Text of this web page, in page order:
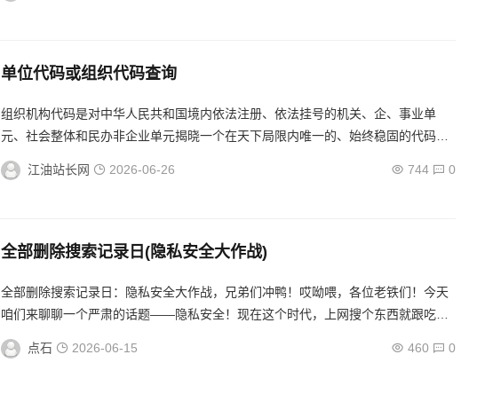
单位代码或组织代码查询
组织机构代码是对中华人民共和国境内依法注册、依法挂号的机关、企、事业单
元、社会整体和民办非企业单元揭晓一个在天下局限内唯一的、始终稳固的代码标
识。组织机构代码作用相当于单元的身份证号，若是想知道某个单元或组织是否正
当或...
江油站长网 2026-06-26 744 0
全部删除搜索记录日(隐私安全大作战)
全部删除搜索记录日：隐私安全大作战，兄弟们冲鸭！哎呦喂，各位老铁们！今天
咱们来聊聊一个严肃的话题——隐私安全！现在这个时代，上网搜个东西就跟吃饭
喝水一样平常，可谁知道你那些搜索记录都被记录下来，像个幽灵一样跟着你！你
说你...
点石 2026-06-15 460 0